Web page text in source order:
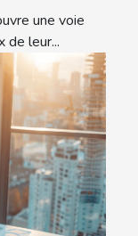
une voie
de leur...